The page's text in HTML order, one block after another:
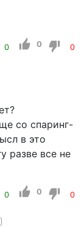
0 0 0
со спаринг-
в это
разве все не
0 0 0